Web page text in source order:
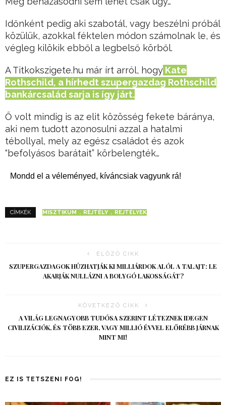
Időnként pedig aki szabotál, vagy beszélni próbál
közülük, azokkal féktelen módon számolnak le, és
végleg kilökik ebből a legbelső körből.
A Titkokszigete.hu már írt arról, hogy Kate
Rothschild, a hírhedt szupergazdag Rothschild
bankárcsalád sarja is így járt.
Ő volt mindig is az elit közösség fekete báránya,
aki nem tudott azonosulni azzal a hatalmi
tébollyal, mely az egész családot és azok
“befolyásos barátait” körbelengték…
Mondd el a véleményed, kíváncsiak vagyunk rá!
CÍMKÉK MISZTIKUM REJTÉLY REJTÉLYEK
ELŐZŐ CIKK
SZUPERGAZDAGOK HÚZHATJÁK KI MILLIÁRDOK ALÓL A TALAJT: LE
AKARJÁK NULLÁZNI A BOLYGÓ LAKOSSÁGÁT?
KÖVETKEZŐ CIKK
A VILÁG LEGNAGYOBB TUDÓSA SZERINT LÉTEZNEK IDEGEN
CIVILIZÁCIÓK, ÉS TÖBB EZER, VAGY MILLIÓ ÉVVEL ELŐRÉBB JÁRNAK
MINT MI!
EZ IS TETSZENI FOG!